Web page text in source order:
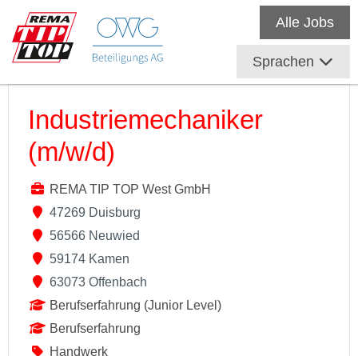
Alle Jobs
Sprachen
Industriemechaniker
(m/w/d)
REMA TIP TOP West GmbH
47269 Duisburg
56566 Neuwied
59174 Kamen
63073 Offenbach
Berufserfahrung (Junior Level)
Berufserfahrung
Handwerk